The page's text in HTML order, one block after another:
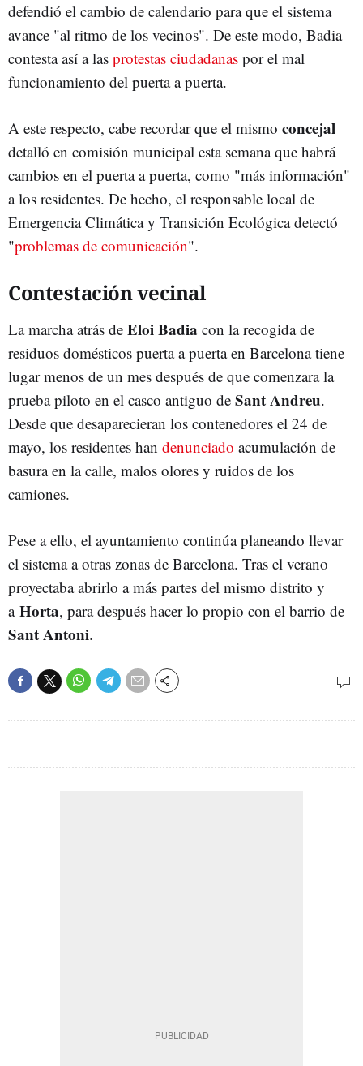
defendió el cambio de calendario para que el sistema
avance "al ritmo de los vecinos". De este modo, Badia
contesta así a las protestas ciudadanas por el mal
funcionamiento del puerta a puerta.
A este respecto, cabe recordar que el mismo concejal
detalló en comisión municipal esta semana que habrá
cambios en el puerta a puerta, como "más información"
a los residentes. De hecho, el responsable local de
Emergencia Climática y Transición Ecológica detectó
"problemas de comunicación".
Contestación vecinal
La marcha atrás de Eloi Badia con la recogida de
residuos domésticos puerta a puerta en Barcelona tiene
lugar menos de un mes después de que comenzara la
prueba piloto en el casco antiguo de Sant Andreu.
Desde que desaparecieran los contenedores el 24 de
mayo, los residentes han denunciado acumulación de
basura en la calle, malos olores y ruidos de los
camiones.
Pese a ello, el ayuntamiento continúa planeando llevar
el sistema a otras zonas de Barcelona. Tras el verano
proyectaba abrirlo a más partes del mismo distrito y
a Horta, para después hacer lo propio con el barrio de
Sant Antoni.